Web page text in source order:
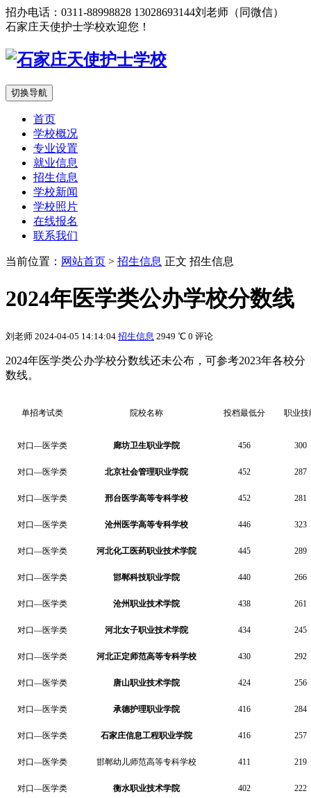
招办电话：0311-88998828 13028693144刘老师（同微信）
石家庄天使护士学校欢迎您！
切换导航
首页
学校概况
专业设置
就业信息
招生信息
学校新闻
学校照片
在线报名
联系我们
当前位置： 网站首页 > 招生信息 正文 招生信息
2024年医学类公办学校分数线
刘老师 2024-04-05 14:14:04 招生信息 2949 ℃ 0 评论
2024年医学类公办学校分数线还未公布，可参考2023年各校分
数线。
单招考试类 院校名称 投档最低分 职业技
对口—医学类 廊坊卫生职业学院 456 300
对口—医学类 北京社会管理职业学院 452 287
对口—医学类 邢台医学高等专科学校 452 281
对口—医学类 沧州医学高等专科学校 446 323
对口—医学类 河北化工医药职业技术学院 445 289
对口—医学类 邯郸科技职业学院 440 266
对口—医学类 沧州职业技术学院 438 261
对口—医学类 河北女子职业技术学院 434 245
对口—医学类 河北正定师范高等专科学校 430 292
对口—医学类 唐山职业技术学院 424 256
对口—医学类 承德护理职业学院 416 284
对口—医学类 石家庄信息工程职业学院 416 257
对口—医学类 邯郸幼儿师范高等专科学校 411 219
对口—医学类 衡水职业技术学院 402 222